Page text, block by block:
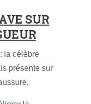
SUR
la célèbre
présente sur